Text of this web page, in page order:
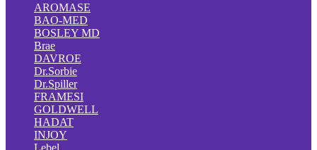
AROMASE
BAO-MED
BOSLEY MD
Brae
DAVROE
Dr.Sorbie
Dr.Spiller
FRAMESI
GOLDWELL
HADAT
INJOY
Lebel